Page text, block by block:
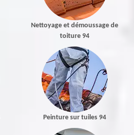
Nettoyage et démoussage de
toiture 94
Peinture sur tuiles 94